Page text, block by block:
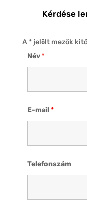
Kérdése
A * jelölt mezők
Név*
E-mail*
Telefonszám